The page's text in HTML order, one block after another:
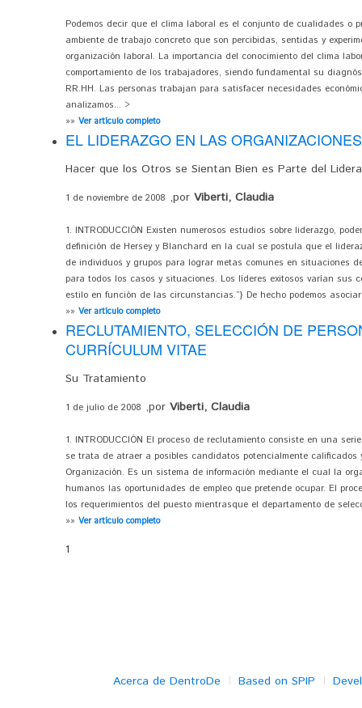
Podemos decir que el clima laboral es el conjunto de cualidades o
ambiente de trabajo concreto que son percibidas, sentidas y
organización laboral. La importancia del conocimiento del clima
comportamiento de los trabajadores, siendo fundamental su
RR.HH. Las personas trabajan para satisfacer necesidades
analizamos... >
»» Ver artículo completo
EL LIDERAZGO EN LAS ORGANIZACIONES
Hacer que los Otros se Sientan Bien es Parte del
1 de noviembre de 2008 ,por Viberti, Claudia
1. INTRODUCCIÓN Existen numerosos estudios sobre liderazgo,
definición de Hersey y Blanchard en la cual se postula que el
de individuos y grupos para lograr metas comunes en situaciones
para todos los casos y situaciones. Los líderes exitosos varían sus
estilo en función de las circunstancias.”} De hecho podemos
»» Ver artículo completo
RECLUTAMIENTO, SELECCIÓN DE
CURRÍCULUM VITAE
Su Tratamiento
1 de julio de 2008 ,por Viberti, Claudia
1. INTRODUCCIÓN El proceso de reclutamiento consiste en una
se trata de atraer a posibles candidatos potencialmente
Organización. Es un sistema de información mediante el cual la
humanos las oportunidades de empleo que pretende ocupar. El
los requerimientos del puesto mientrasque el departamento de
»» Ver artículo completo
1
Acerca de DentroDe Based on SPIP